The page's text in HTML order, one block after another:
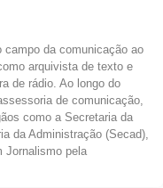
campo da comunicação ao
arquivista de texto e
de rádio. Ao longo do
de comunicação,
como a Secretaria da
da Administração (Secad),
Jornalismo pela